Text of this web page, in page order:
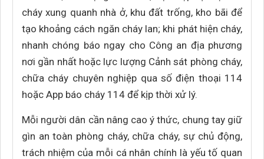
cháy xung quanh nhà ở, khu đất trống, kho bãi để
tạo khoảng cách ngăn cháy lan; khi phát hiện cháy,
nhanh chóng báo ngay cho Công an địa phương
nơi gần nhất hoặc lực lượng Cảnh sát phòng cháy,
chữa cháy chuyên nghiệp qua số điện thoại 114
hoặc App báo cháy 114 để kịp thời xử lý.
Mỗi người dân cần nâng cao ý thức, chung tay giữ
gìn an toàn phòng cháy, chữa cháy, sự chủ động,
trách nhiệm của mỗi cá nhân chính là yếu tố quan